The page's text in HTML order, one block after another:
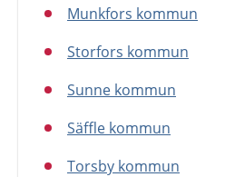
Munkfors kommun
Storfors kommun
Sunne kommun
Säffle kommun
Torsby kommun